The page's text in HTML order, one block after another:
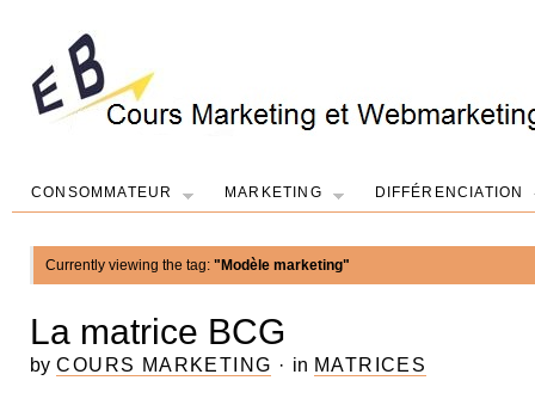
CONSOMMATEUR MARKETING DIFFÉRENCIATION
Currently viewing the tag: "Modèle marketing"
La matrice BCG
by COURS MARKETING · in MATRICES